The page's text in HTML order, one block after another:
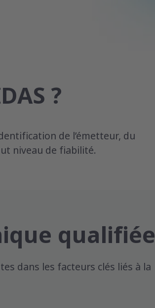
?
de l’émetteur, du
niveau de fiabilité.
qualifiée
dans les facteurs clés liés à la